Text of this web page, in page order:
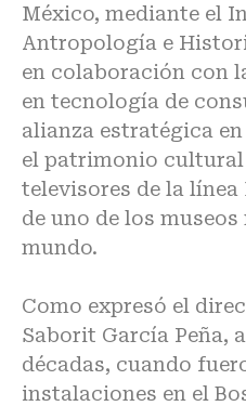
México, mediante el
Antropología e
en colaboración con
en tecnología de
alianza estratégica
el patrimonio
televisores de la línea
de uno de los
mundo.
Como expresó el
Saborit García Peña,
décadas, cuando
instalaciones en el